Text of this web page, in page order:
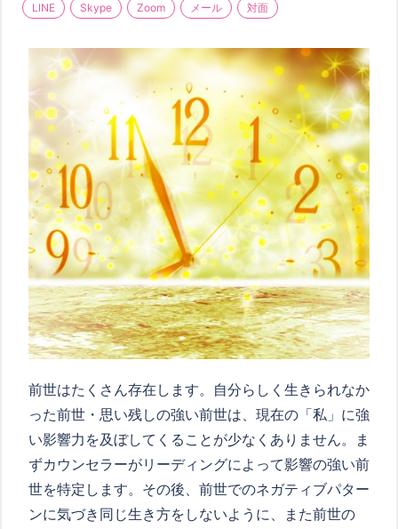
LINE Skype Zoom メール 対面
前世はたくさん存在します。自分らしく生きられなか
った前世・思い残しの強い前世は、現在の「私」に強
い影響力を及ぼしてくることが少なくありません。ま
ずカウンセラーがリーディングによって影響の強い前
世を特定します。その後、前世でのネガティブパター
ンに気づき同じ生き方をしないように、また前世の